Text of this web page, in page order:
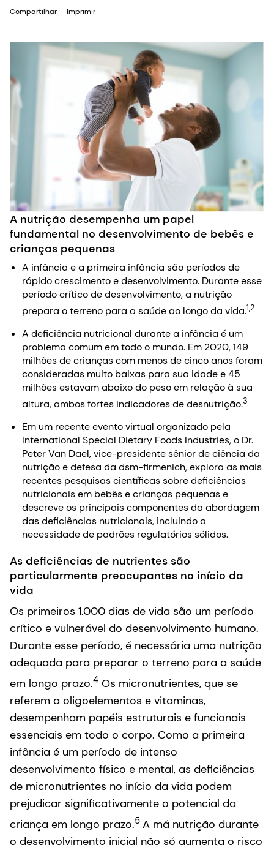
Compartilhar Imprimir
A nutrição desempenha um papel
fundamental no desenvolvimento de bebês e
crianças pequenas
A infância e a primeira infância são períodos de
rápido crescimento e desenvolvimento. Durante esse
período crítico de desenvolvimento, a nutrição
prepara o terreno para a saúde ao longo da vida.1,2
A deficiência nutricional durante a infância é um
problema comum em todo o mundo. Em 2020, 149
milhões de crianças com menos de cinco anos foram
consideradas muito baixas para sua idade e 45
milhões estavam abaixo do peso em relação à sua
altura, ambos fortes indicadores de desnutrição.3
Em um recente evento virtual organizado pela
International Special Dietary Foods Industries, o Dr.
Peter Van Dael, vice-presidente sênior de ciência da
nutrição e defesa da dsm-firmenich, explora as mais
recentes pesquisas científicas sobre deficiências
nutricionais em bebês e crianças pequenas e
descreve os principais componentes da abordagem
das deficiências nutricionais, incluindo a
necessidade de padrões regulatórios sólidos.
As deficiências de nutrientes são
particularmente preocupantes no início da
vida
Os primeiros 1.000 dias de vida são um período
crítico e vulnerável do desenvolvimento humano.
Durante esse período, é necessária uma nutrição
adequada para preparar o terreno para a saúde
em longo prazo.4 Os micronutrientes, que se
referem a oligoelementos e vitaminas,
desempenham papéis estruturais e funcionais
essenciais em todo o corpo. Como a primeira
infância é um período de intenso
desenvolvimento físico e mental, as deficiências
de micronutrientes no início da vida podem
prejudicar significativamente o potencial da
criança em longo prazo.5 A má nutrição durante
o desenvolvimento inicial não só aumenta o risco